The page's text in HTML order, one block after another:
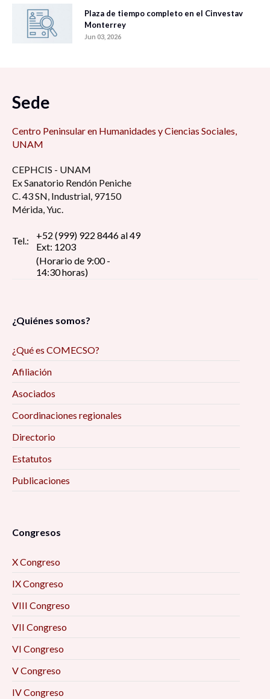
Plaza de tiempo completo en el Cinvestav
Monterrey
Jun 03, 2026
Sede
Centro Peninsular en Humanidades y Ciencias Sociales,
UNAM
CEPHCIS - UNAM
Ex Sanatorio Rendón Peniche
C. 43 SN, Industrial, 97150
Mérida, Yuc.
Tel.:
+52 (999) 922 8446 al 49
Ext: 1203
(Horario de 9:00 -
14:30 horas)
¿Quiénes somos?
¿Qué es COMECSO?
Afiliación
Asociados
Coordinaciones regionales
Directorio
Estatutos
Publicaciones
Congresos
X Congreso
IX Congreso
VIII Congreso
VII Congreso
VI Congreso
V Congreso
IV Congreso